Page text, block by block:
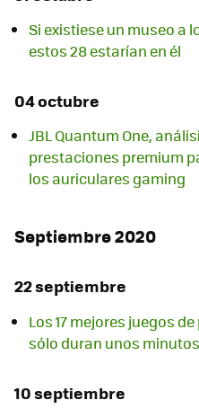
Si existiese un museo a
estos 28 estarían en él
04 octubre
JBL Quantum One,
prestaciones premium
los auriculares gaming
Septiembre 2020
22 septiembre
Los 17 mejores juegos
sólo duran unos minutos
10 septiembre